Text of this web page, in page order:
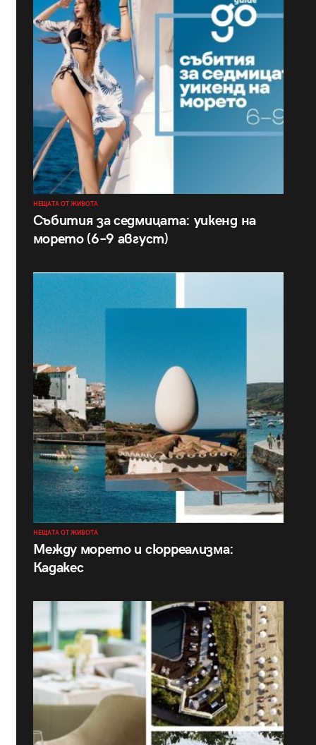
НЕЩАТА ОТ ЖИВОТА
Събития за седмицата: уикенд на
морето (6–9 август)
НЕЩАТА ОТ ЖИВОТА
Между морето и сюрреализма:
Кадакес